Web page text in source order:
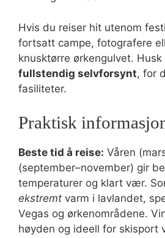
Hvis du reiser hit utenom
fortsatt campe, fotografere
knusktørre ørkengulvet.
fullstendig selvforsynt, for
fasiliteter.
Praktisk
Beste tid å reise: Våren
(september–november) gir
temperaturer og klart vær.
ekstremt varm i lavlandet,
Vegas og ørkenområdene.
høyden og ideell for skisport